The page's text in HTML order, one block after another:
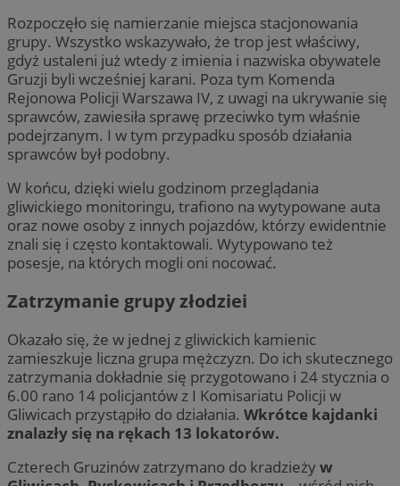
Rozpoczęło się namierzanie miejsca stacjonowania
grupy. Wszystko wskazywało, że trop jest właściwy,
gdyż ustaleni już wtedy z imienia i nazwiska obywatele
Gruzji byli wcześniej karani. Poza tym Komenda
Rejonowa Policji Warszawa IV, z uwagi na ukrywanie się
sprawców, zawiesiła sprawę przeciwko tym właśnie
podejrzanym. I w tym przypadku sposób działania
sprawców był podobny.
W końcu, dzięki wielu godzinom przeglądania
gliwickiego monitoringu, trafiono na wytypowane auta
oraz nowe osoby z innych pojazdów, którzy ewidentnie
znali się i często kontaktowali. Wytypowano też
posesje, na których mogli oni nocować.
Zatrzymanie grupy złodziei
Okazało się, że w jednej z gliwickich kamienic
zamieszkuje liczna grupa mężczyzn. Do ich skutecznego
zatrzymania dokładnie się przygotowano i 24 stycznia o
6.00 rano 14 policjantów z I Komisariatu Policji w
Gliwicach przystąpiło do działania. Wkrótce kajdanki
znalazły się na rękach 13 lokatorów.
Czterech Gruzinów zatrzymano do kradzieżyw